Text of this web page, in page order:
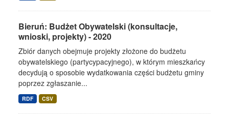
Bieruń: Budżet Obywatelski (konsultacje,
wnioski, projekty) - 2020
Zbiór danych obejmuje projekty złożone do budżetu
obywatelskiego (partycypacyjnego), w którym mieszkańcy
decydują o sposobie wydatkowania części budżetu gminy
poprzez zgłaszanie...
RDF CSV